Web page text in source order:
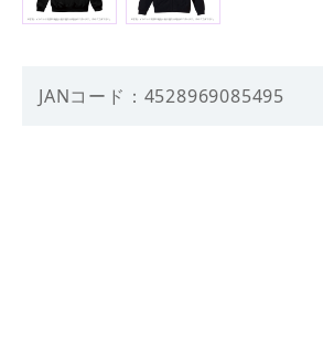
JANコード：4528969085495